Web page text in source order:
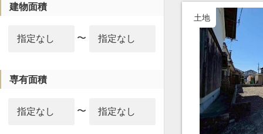
建物面積
〜
専有面積
〜
土地